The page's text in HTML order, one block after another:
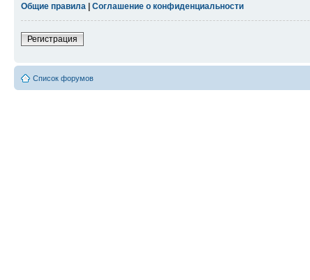
Общие правила | Соглашение о конфиденциальности
Регистрация
Список форумов